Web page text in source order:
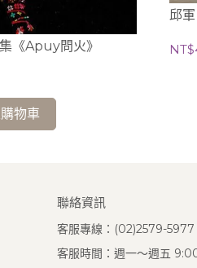
《Apuy問火》
物車
聯絡資訊
客服專線：(02)2579-5977
客服時間：週一～週五